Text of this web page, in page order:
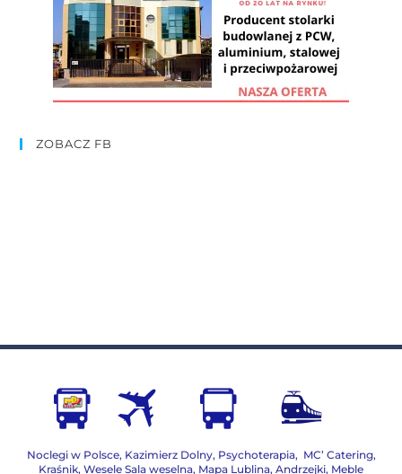
ZOBACZ FB
Noclegi w Polsce, Kazimierz Dolny, Psychoterapia, MC’ Catering,
Kraśnik, Wesele Sala weselna, Mapa Lublina, Andrzejki, Meble